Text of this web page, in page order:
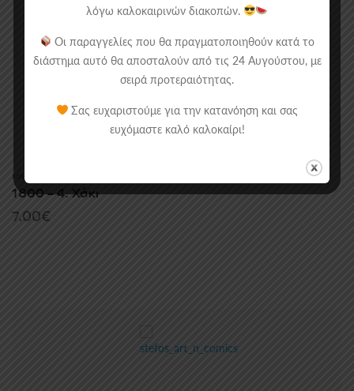
MANGA/COMICS
1800 – 4. Χάκι
7.00€
λόγω καλοκαιρινών διακοπών.
Οι παραγγελίες που θα πραγματοποιηθούν κατά το
διάστημα αυτό θα αποσταλούν από τις 24 Αυγούστου, με
σειρά προτεραιότητας.
Σας ευχαριστούμε για την κατανόηση και σας
ευχόμαστε καλό καλοκαίρι!